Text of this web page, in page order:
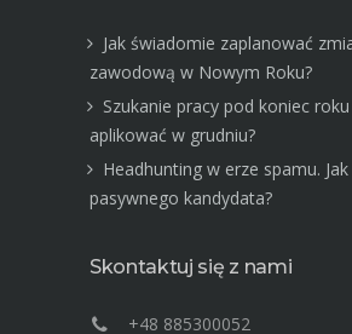
Jak świadomie zaplanować
zawodową w Nowym Roku?
Szukanie pracy pod koniec
aplikować w grudniu?
Headhunting w erze spamu.
pasywnego kandydata?
Skontaktuj się z nami
+48 885300052